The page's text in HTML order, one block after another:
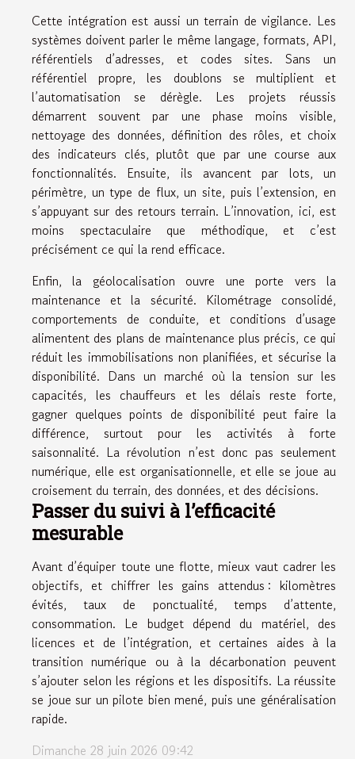
Cette intégration est aussi un terrain de vigilance. Les
systèmes doivent parler le même langage, formats, API,
référentiels d’adresses, et codes sites. Sans un
référentiel propre, les doublons se multiplient et
l’automatisation se dérègle. Les projets réussis
démarrent souvent par une phase moins visible,
nettoyage des données, définition des rôles, et choix
des indicateurs clés, plutôt que par une course aux
fonctionnalités. Ensuite, ils avancent par lots, un
périmètre, un type de flux, un site, puis l’extension, en
s’appuyant sur des retours terrain. L’innovation, ici, est
moins spectaculaire que méthodique, et c’est
précisément ce qui la rend efficace.
Enfin, la géolocalisation ouvre une porte vers la
maintenance et la sécurité. Kilométrage consolidé,
comportements de conduite, et conditions d’usage
alimentent des plans de maintenance plus précis, ce qui
réduit les immobilisations non planifiées, et sécurise la
disponibilité. Dans un marché où la tension sur les
capacités, les chauffeurs et les délais reste forte,
gagner quelques points de disponibilité peut faire la
différence, surtout pour les activités à forte
saisonnalité. La révolution n’est donc pas seulement
numérique, elle est organisationnelle, et elle se joue au
croisement du terrain, des données, et des décisions.
Passer du suivi à l’efficacité
mesurable
Avant d’équiper toute une flotte, mieux vaut cadrer les
objectifs, et chiffrer les gains attendus : kilomètres
évités, taux de ponctualité, temps d’attente,
consommation. Le budget dépend du matériel, des
licences et de l’intégration, et certaines aides à la
transition numérique ou à la décarbonation peuvent
s’ajouter selon les régions et les dispositifs. La réussite
se joue sur un pilote bien mené, puis une généralisation
rapide.
Dimanche 28 juin 2026 09:42